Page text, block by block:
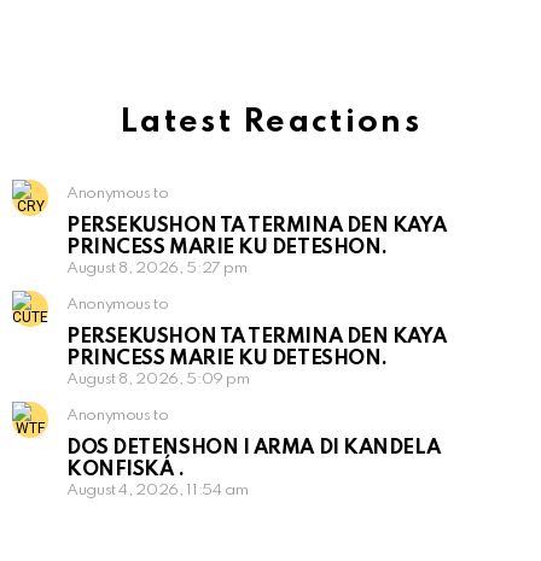
Latest Reactions
Anonymous to
PERSEKUSHON TA TERMINA DEN KAYA
PRINCESS MARIE KU DETESHON.
August 8, 2026, 5:27 pm
Anonymous to
PERSEKUSHON TA TERMINA DEN KAYA
PRINCESS MARIE KU DETESHON.
August 8, 2026, 5:09 pm
Anonymous to
DOS DETENSHON I ARMA DI KANDELA
KONFISKÁ .
August 4, 2026, 11:54 am